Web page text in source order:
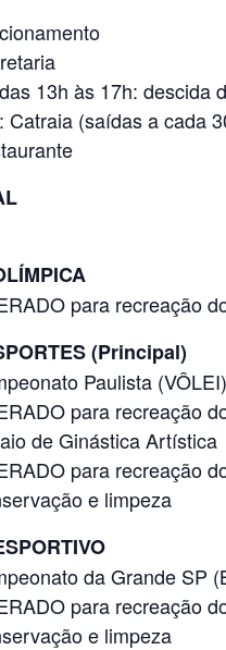
13h às 17h: descida
Catraia (saídas a cada
para recreação
(Principal)
Paulista (VÔLEI)
para recreação
de Ginástica Artística
para recreação
e limpeza
da Grande SP
para recreação
e limpeza